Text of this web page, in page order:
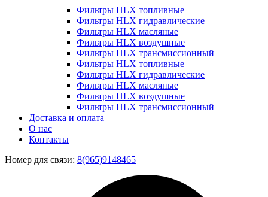
Фильтры HLX топливные
Фильтры HLX гидравлические
Фильтры HLX масляные
Фильтры HLX воздушные
Фильтры HLX трансмиссионный
Фильтры HLX топливные
Фильтры HLX гидравлические
Фильтры HLX масляные
Фильтры HLX воздушные
Фильтры HLX трансмиссионный
Доставка и оплата
О нас
Контакты
Номер для связи: 8(965)9148465